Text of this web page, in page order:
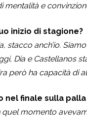
e
inizio di stagione?
stacco anch’io.
Dia e Castellanos
però ha capacità di
finale sulla palla
quel momento